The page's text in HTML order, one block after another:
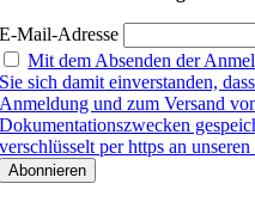
E-Mail-Adresse
Mit dem Absenden der
Sie sich damit einverstanden,
Anmeldung und zum Versand
Dokumentationszwecken
verschlüsselt per https an